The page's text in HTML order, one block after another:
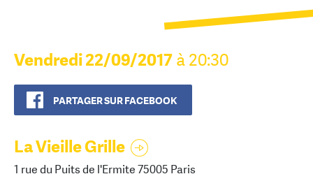
Vendredi 22/09/2017 à 20:30
PARTAGER SUR FACEBOOK
La Vieille Grille
1 rue du Puits de l'Ermite 75005 Paris